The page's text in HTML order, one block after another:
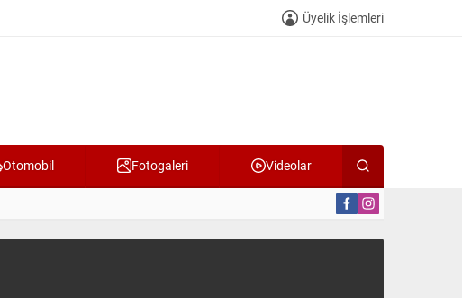
Üyelik İşlemleri
Otomobil Fotogaleri Videolar